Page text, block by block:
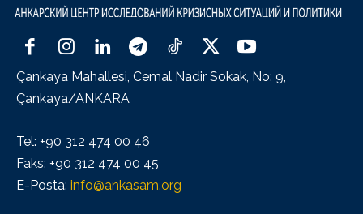
Çankaya Mahallesi, Cemal Nadir Sokak, No: 9,
Çankaya/ANKARA
Tel: +90 312 474 00 46
Faks: +90 312 474 00 45
E-Posta: info@ankasam.org